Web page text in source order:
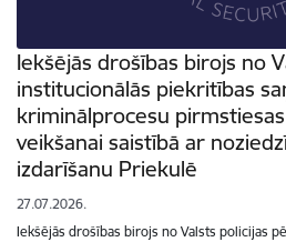
Iekšējās drošības birojs no
institucionālās piekritības
kriminālprocesu
veikšanai saistībā ar
izdarīšanu Priekulē
27.07.2026.
Iekšējās drošības birojs no Valsts policijas